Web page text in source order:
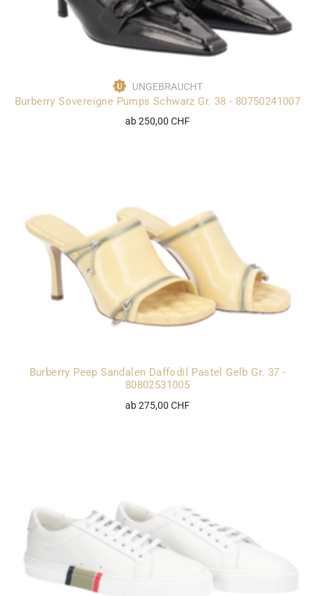
UNGEBRAUCHT
Burberry Sovereigne Pumps Schwarz Gr. 38 - 80750241007
ab 250,00 CHF
Burberry Peep Sandalen Daffodil Pastel Gelb Gr. 37 -
80802531005
ab 275,00 CHF